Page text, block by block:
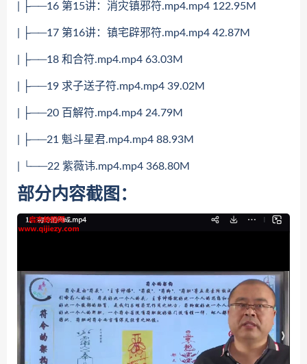
| ├──16 第15讲：消灾镇邪符.mp4.mp4 122.95M
| ├──17 第16讲：镇宅辟邪符.mp4.mp4 42.87M
| ├──18 和合符.mp4.mp4 63.03M
| ├──19 求子送子符.mp4.mp4 39.02M
| ├──20 百解符.mp4.mp4 24.79M
| ├──21 魁斗星君.mp4.mp4 88.93M
| └──22 紫薇讳.mp4.mp4 368.80M
部分内容截图：